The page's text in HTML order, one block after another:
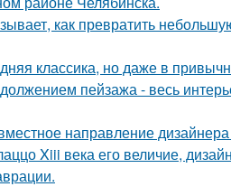
как превратить
классика, но даже в
пейзажа - весь
направление
Xiii века его величие,